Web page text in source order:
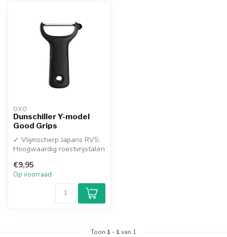
OXO
Dunschiller Y-model
Good Grips
✓ Vlijmscherp Japans RVS:
Hoogwaardig roestvrijstalen
✓ Good ...
€9,95
Op voorraad
Toon 1 - 1van 1